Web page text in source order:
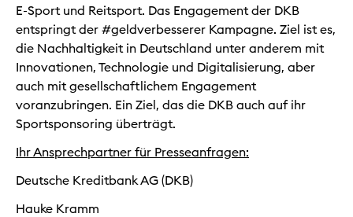
E-Sport und Reitsport. Das Engagement der DKB
entspringt der #geldverbesserer Kampagne. Ziel ist es,
die Nachhaltigkeit in Deutschland unter anderem mit
Innovationen, Technologie und Digitalisierung, aber
auch mit gesellschaftlichem Engagement
voranzubringen. Ein Ziel, das die DKB auch auf ihr
Sportsponsoring überträgt.
Ihr Ansprechpartner für Presseanfragen:
Deutsche Kreditbank AG (DKB)
Hauke Kramm